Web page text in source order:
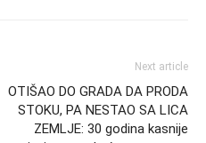
Next article
OTIŠAO DO GRADA DA PRODA
STOKU, PA NESTAO SA LICA
ZEMLJE: 30 godina kasnije